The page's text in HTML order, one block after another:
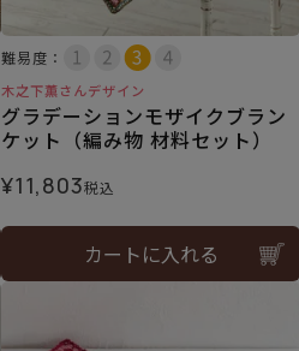
難易度：
木之下薫さんデザイン
グラデーションモザイクブラン
ケット（編み物 材料セット）
¥11,803税込
カートに入れる